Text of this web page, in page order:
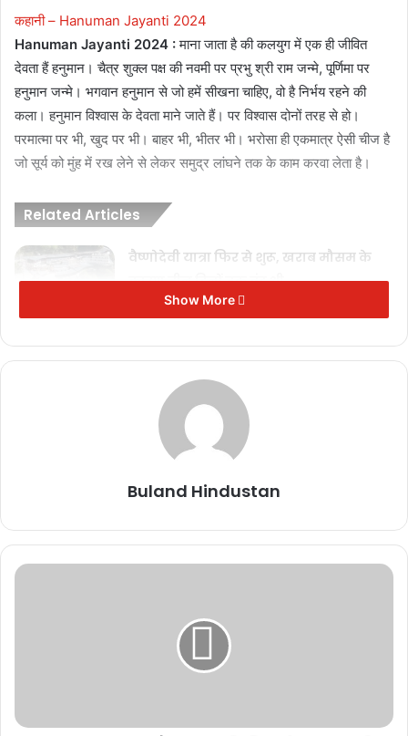
कहानी – Hanuman Jayanti 2024
Hanuman Jayanti 2024 :माना जाता है की कलयुग में एक ही जीवित
देवता हैं हनुमान। चैत्र शुक्ल पक्ष की नवमी पर प्रभु श्री राम जन्मे, पूर्णिमा पर
हनुमान जन्मे। भगवान हनुमान से जो हमें सीखना चाहिए, वो है निर्भय रहने की
कला। हनुमान विश्वास के देवता माने जाते हैं। पर विश्वास दोनों तरह से हो।
परमात्मा पर भी, खुद पर भी। बाहर भी, भीतर भी। भरोसा ही एकमात्र ऐसी चीज है
जो सूर्य को मुंह में रख लेने से लेकर समुद्र लांघने तक के काम करवा लेता है।
Related Articles
वैष्णोदेवी यात्रा फिर से शुरू, खराब मौसम के
कारण तीन दिनों तक बंद थी
October 8, 2025
धीरेंद्र शास्त्री बोले- ममता बनर्जी के रहते पश्चिम
तो जाएंगे
October 6, 2025
रायपुर में धीरेंद्र कृष्ण शास्त्री का दिव्य दरबार
बस्तर दशहरा: भीतर रैनी रस्म में विजय रथ की
परिक्रमा, बारिश में भी उमड़ा उत्साह
बताया जाता है की इंसान के जीवन में तीन भाव होते हैं, पहला हर्ष, दूसरा शोक और
सफलता को बरकरार रखने का भी, भय बाहरी भी होता है, भीतर का भी। डर चाहें
Show More
Buland Hindustan